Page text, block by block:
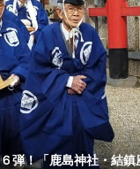
弾！「鹿島神社・結鎮